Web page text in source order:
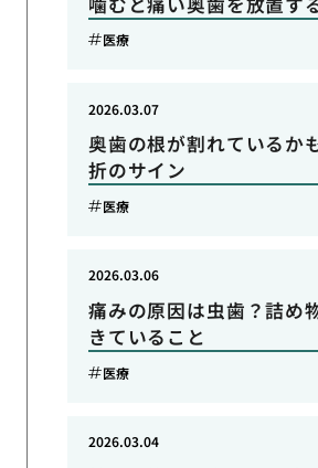
医療
奥歯の根が割れているか
折のサイン
2026.03.07
医療
痛みの原因は虫歯？詰め
きていること
2026.03.06
医療
2026.03.04